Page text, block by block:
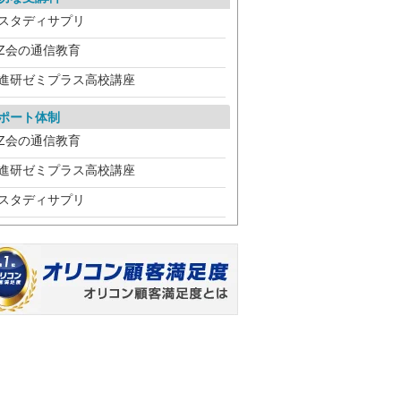
タディサプリ
会の通信教育
研ゼミプラス高校講座
ート体制
会の通信教育
研ゼミプラス高校講座
タディサプリ